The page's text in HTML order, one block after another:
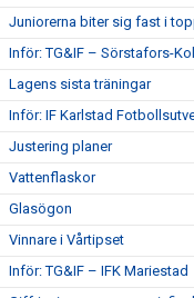
Juniorerna biter sig fast i
Inför: TG&IF – Sörstafors-
Lagens sista träningar
Inför: IF Karlstad
Justering planer
Vattenflaskor
Glasögon
Vinnare i Vårtipset
Inför: TG&IF – IFK Mariestad